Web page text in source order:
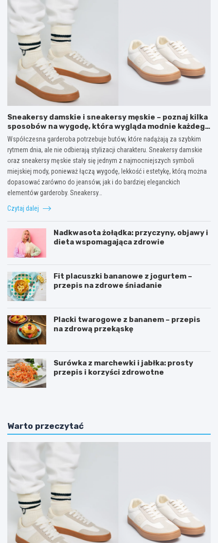
Sneakersy damskie i sneakersy męskie – poznaj kilka
sposobów na wygodę, która wygląda modnie każdego
dnia
Współczesna garderoba potrzebuje butów, które nadążają za szybkim
rytmem dnia, ale nie odbierają stylizacji charakteru. Sneakersy damskie
oraz sneakersy męskie stały się jednym z najmocniejszych symboli
miejskiej mody, ponieważ łączą wygodę, lekkość i estetykę, którą można
dopasować zarówno do jeansów, jak i do bardziej eleganckich
elementów garderoby. Sneakersy…
Czytaj dalej
Nadkwasota żołądka: przyczyny, objawy i
dieta wspomagająca zdrowie
Fit placuszki bananowe z jogurtem –
przepis na zdrowe śniadanie
Placki twarogowe z bananem – przepis
na zdrową przekąskę
Surówka z marchewki i jabłka: prosty
przepis i korzyści zdrowotne
Warto przeczytać